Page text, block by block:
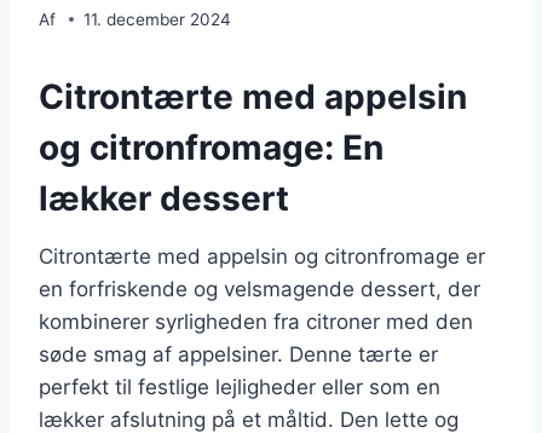
Af 11. december 2024
Citrontærte med appelsin
og citronfromage: En
lækker dessert
Citrontærte med appelsin og citronfromage er
en forfriskende og velsmagende dessert, der
kombinerer syrligheden fra citroner med den
søde smag af appelsiner. Denne tærte er
perfekt til festlige lejligheder eller som en
lækker afslutning på et måltid. Den lette og